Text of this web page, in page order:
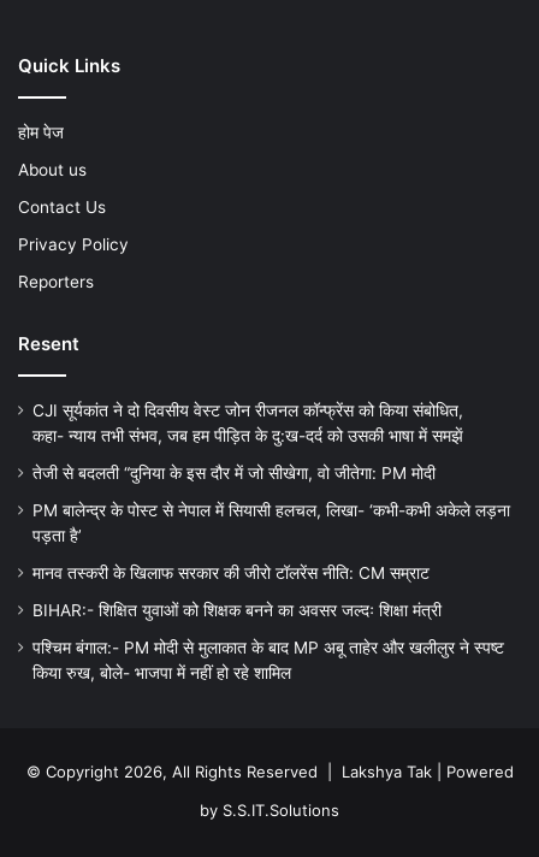
Quick Links
होम पेज
About us
Contact Us
Privacy Policy
Reporters
Resent
CJI सूर्यकांत ने दो दिवसीय वेस्ट जोन रीजनल कॉन्फ्रेंस को किया संबोधित,
कहा- न्याय तभी संभव, जब हम पीड़ित के दु:ख-दर्द को उसकी भाषा में समझें
तेजी से बदलती “दुनिया के इस दौर में जो सीखेगा, वो जीतेगा: PM मोदी
PM बालेन्द्र के पोस्ट से नेपाल में सियासी हलचल, लिखा- ‘कभी-कभी अकेले लड़ना
पड़ता है’
मानव तस्करी के खिलाफ सरकार की जीरो टॉलरेंस नीति: CM सम्राट
BIHAR:- शिक्षित युवाओं को शिक्षक बनने का अवसर जल्दः शिक्षा मंत्री
पश्चिम बंगाल:- PM मोदी से मुलाकात के बाद MP अबू ताहेर और खलीलुर ने स्पष्ट
किया रुख, बोले- भाजपा में नहीं हो रहे शामिल
© Copyright 2026, All Rights Reserved | Lakshya Tak| Powered
by S.S.IT.Solutions